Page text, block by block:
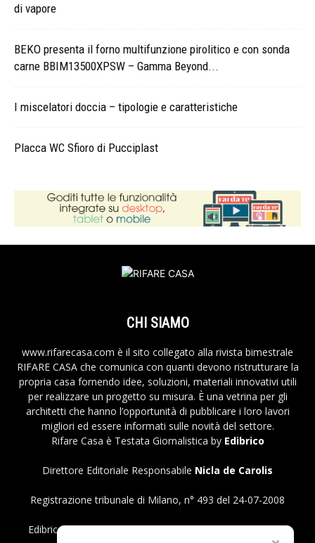
di vapore
BEKO presenta il forno multifunzione pirolitico e con sonda
carne BBIM13500XPSW – Gamma Beyond...
I miscelatori doccia – tipologie e caratteristiche
Placca WC Sfioro di Pucciplast
CHI SIAMO
www.rifarecasa.com è il sito collegato alla rivista bimestrale
RIFARE CASA che comunica con quanti devono ristrutturare la
propria casa fornendo idee, soluzioni, materiali innovativi utili
per realizzare un progetto su misura. È una vetrina per gli
architetti che hanno l’opportunità di pubblicare i loro lavori
migliori ed essere informati sulle novità del settore.
Rifare Casa è Testata Giornalistica by Edibrico
Direttore Editoriale Responsabile Nicla de Carolis
Registrazione tribunale di Milano, n° 493 del 24-07-2008
Edibrico srl - Viale Emilio Caldara, 44 - 20122 Milano P.iva